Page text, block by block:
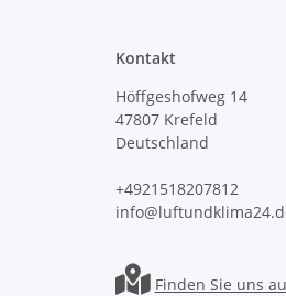
Kontakt
Höffgeshofweg 14
47807 Krefeld
Deutschland
+4921518207812
Finden Sie uns